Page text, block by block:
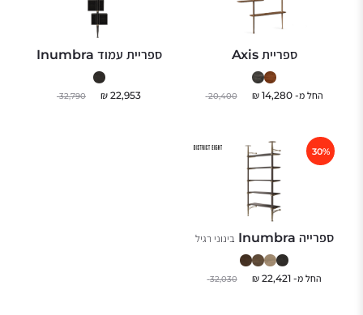
ספריית Axis
החל מ-14,280
₪
20,400
ספריית עמוד Inumbra
22,953
₪
32,790
ספרייה Inumbra בינוני רגיל
30%
החל מ-22,421
₪
32,030